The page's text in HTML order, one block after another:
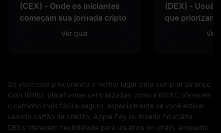
(CEX) - Onde os iniciantes
começam sua jornada cripto
Ver guia
(DEX) -
que priorizam
Ver
Se você está procurando o melhor lugar para comprar Binance
Coin (BNB), plataformas centralizadas como a MEXC oferecem
o caminho mais fácil e seguro, especialmente se você estiver
usando cartão de crédito, Apple Pay ou moeda fiduciária.
DEXs oferecem flexibilidade para usuários on-chain, enquanto